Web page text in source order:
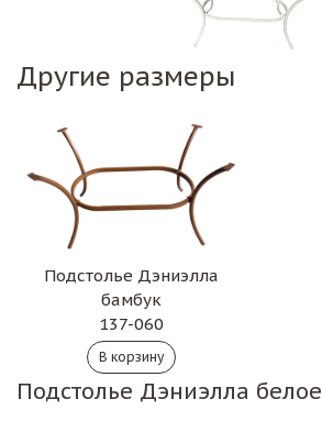
Другие размеры
Подстолье Дэниэлла
бамбук
137-060
Подстолье Дэниэлла белое